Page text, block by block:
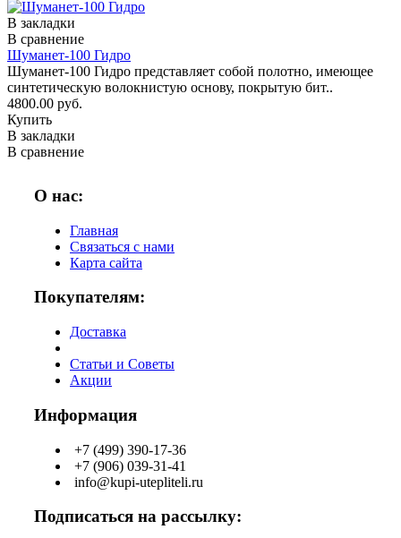
В закладки
В сравнение
Шуманет-100 Гидро
Шуманет-100 Гидро представляет собой полотно, имеющее
синтетическую волокнистую основу, покрытую бит..
4800.00 руб.
Купить
В закладки
В сравнение
О нас:
Главная
Связаться с нами
Карта сайта
Покупателям:
Доставка
Статьи и Советы
Акции
Информация
+7 (499) 390-17-36
+7 (906) 039-31-41
info@kupi-utepliteli.ru
Подписаться на рассылку: